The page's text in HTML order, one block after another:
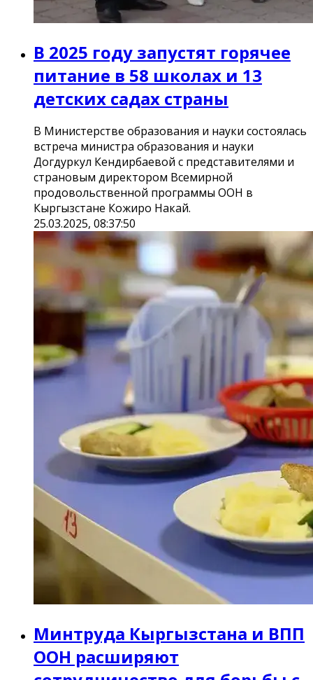
В 2025 году запустят горячее
питание в 58 школах и 13
детских садах страны
В Министерстве образования и науки состоялась
встреча министра образования и науки
Догдуркул Кендирбаевой с представителями и
страновым директором Всемирной
продовольственной программы ООН в
Кыргызстане Кожиро Накай.
25.03.2025, 08:37:50
Минтруда Кыргызстана и ВПП
ООН расширяют